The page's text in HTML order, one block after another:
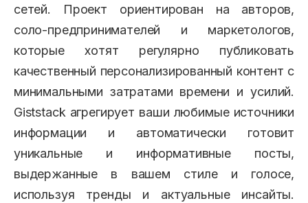
сетей. Проект ориентирован на авторов,
соло-предпринимателей и маркетологов,
которые хотят регулярно публиковать
качественный персонализированный контент с
минимальными затратами времени и усилий.
Giststack агрегирует ваши любимые источники
информации и автоматически готовит
уникальные и информативные посты,
выдержанные в вашем стиле и голосе,
используя тренды и актуальные инсайты.